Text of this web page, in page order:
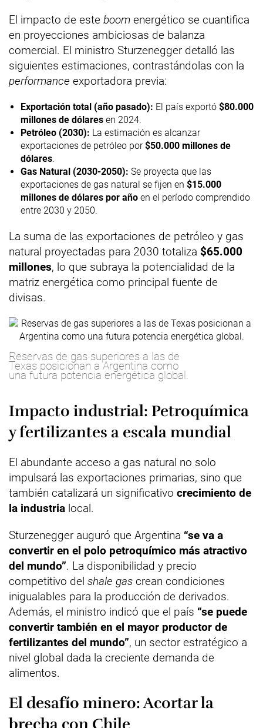
El impacto de este boom energético se cuantifica
en proyecciones ambiciosas de balanza
comercial. El ministro Sturzenegger detalló las
siguientes estimaciones, contrastándolas con la
performance exportadora previa:
Exportación total (año pasado): El país exportó $80.000
millones de dólares en 2024.
Petróleo (2030): La estimación es alcanzar
exportaciones de petróleo por$50.000 millones de
dólares.
Gas Natural (2030-2050): Se proyecta que las
exportaciones de gas natural se fijen en $15.000
millones de dólares por año en el período comprendido
entre 2030 y 2050.
La suma de las exportaciones de petróleo y gas
natural proyectadas para 2030 totaliza $65.000
millones, lo que subraya la potencialidad de la
matriz energética como principal fuente de
divisas.
Reservas de gas superiores a las de
Texas posicionan a Argentina como
una futura potencia energética global.
Impacto industrial: Petroquímica
y fertilizantes a escala mundial
El abundante acceso a gas natural no solo
impulsará las exportaciones primarias, sino que
también catalizará un significativo crecimiento de
la industria local.
Sturzenegger auguró que Argentina “se va a
convertir en el polo petroquímico más atractivo
del mundo”. La disponibilidad y precio
competitivo del shale gas crean condiciones
inigualables para la producción de derivados.
Además, el ministro indicó que el país “se puede
convertir también en el mayor productor de
fertilizantes del mundo”, un sector estratégico a
nivel global dada la creciente demanda de
alimentos.
El desafío minero: Acortar la